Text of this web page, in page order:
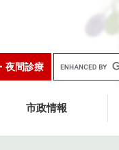
夜間診療
g
e
市政情報